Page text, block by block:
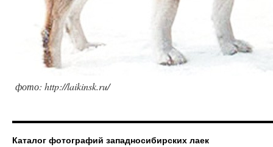
фото: http://laikinsk.ru/
Каталог фотографий западносибирских лаек